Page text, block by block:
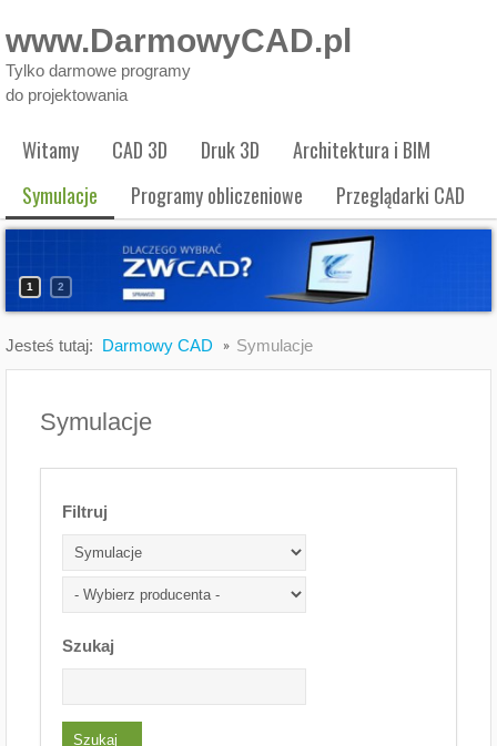
www.DarmowyCAD.pl
Tylko darmowe programy
do projektowania
Witamy CAD 3D Druk 3D
Architektura i BIM
Symulacje
Programy obliczeniowe Przeglądarki CAD
1 2
Jesteś tutaj: Darmowy CAD Symulacje
Symulacje
Filtruj
Szukaj